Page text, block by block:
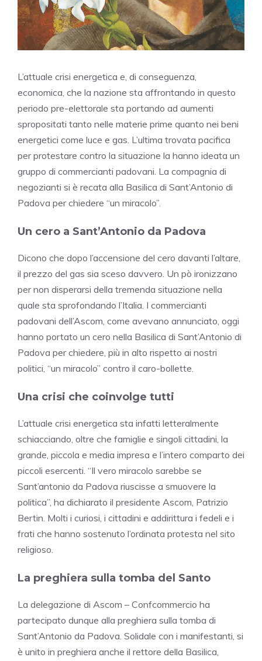
L’attuale crisi energetica e, di conseguenza,
economica, che la nazione sta affrontando in questo
periodo pre-elettorale sta portando ad aumenti
spropositati tanto nelle materie prime quanto nei beni
energetici come luce e gas. L’ultima trovata pacifica
per protestare contro la situazione la hanno ideata un
gruppo di commercianti padovani. La compagnia di
negozianti si è recata alla Basilica di Sant’Antonio di
Padova per chiedere “un miracolo”.
Un cero a Sant’Antonio da Padova
Dicono che dopo l’accensione del cero davanti l’altare,
il prezzo del gas sia sceso davvero. Un pò ironizzano
per non disperarsi della tremenda situazione nella
quale sta sprofondando l’Italia. I commercianti
padovani dell’Ascom, come avevano annunciato, oggi
hanno portato un cero nella Basilica di Sant’Antonio di
Padova per chiedere, più in alto rispetto ai nostri
politici, “un miracolo” contro il caro-bollette.
Una crisi che coinvolge tutti
L’attuale crisi energetica sta infatti letteralmente
schiacciando, oltre che famiglie e singoli cittadini, la
grande, piccola e media impresa e l’intero comparto dei
piccoli esercenti. “Il vero miracolo sarebbe se
Sant’antonio da Padova riuscisse a smuovere la
politica”, ha dichiarato il presidente Ascom, Patrizio
Bertin. Molti i curiosi, i cittadini e addirittura i fedeli e i
frati che hanno sostenuto l’ordinata protesta nel sito
religioso.
La preghiera sulla tomba del Santo
La delegazione di Ascom – Confcommercio ha
partecipato dunque alla preghiera sulla tomba di
Sant’Antonio da Padova. Solidale con i manifestanti, si
è unito in preghiera anche il rettore della Basilica,